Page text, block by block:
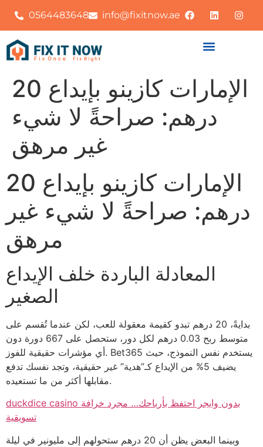
0564483648 info@fixitnow.ae
الإمارات كازينو بإيداع 20
درهم: صراحةً لا شيء
غير مرهق
الإمارات كازينو بإيداع 20
درهم: صراحةً لا شيء غير
مرهق
المعادلة الباردة خلف الإيداع
الصغير
بدايةً، 20 درهم تبدو كقيمة معقولة للعب، لكن عندما تُقسم على
متوسط ربح 0.03 درهم لكل دور، ستحصل على 667 دورة دون
أي مؤشرات حقيقية للفوز. Bet365 يستخدم نفس النموذج، حيث
يضيف 5% من الإيداع كـ”هدية” غير حقيقية، وتجد نفسك تدفع
مقابلها أكثر من ما تستعيده.
duckdice casino بدون وايجر احتفظ بأرباحك… مجرد خرافة
تسويقية
وبينما البعض يظن أن 20 درهم ستحولهم إلى مليونير في ليلة